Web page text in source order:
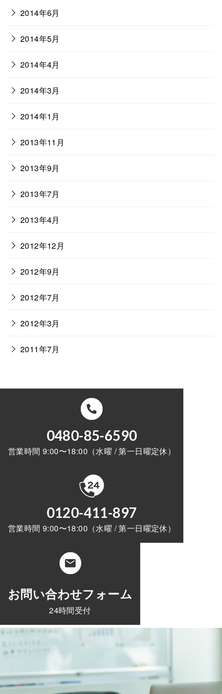
2014年6月
2014年5月
2014年4月
2014年3月
2014年1月
2013年11月
2013年9月
2013年7月
2013年4月
2012年12月
2012年9月
2012年7月
2012年3月
2011年7月
0480-85-6590
営業時間 9:00〜18:00（水曜 / 第一日曜定休）
0120-411-897
営業時間 9:00〜18:00（水曜 / 第一日曜定休）
お問い合わせフォーム
24時間受付